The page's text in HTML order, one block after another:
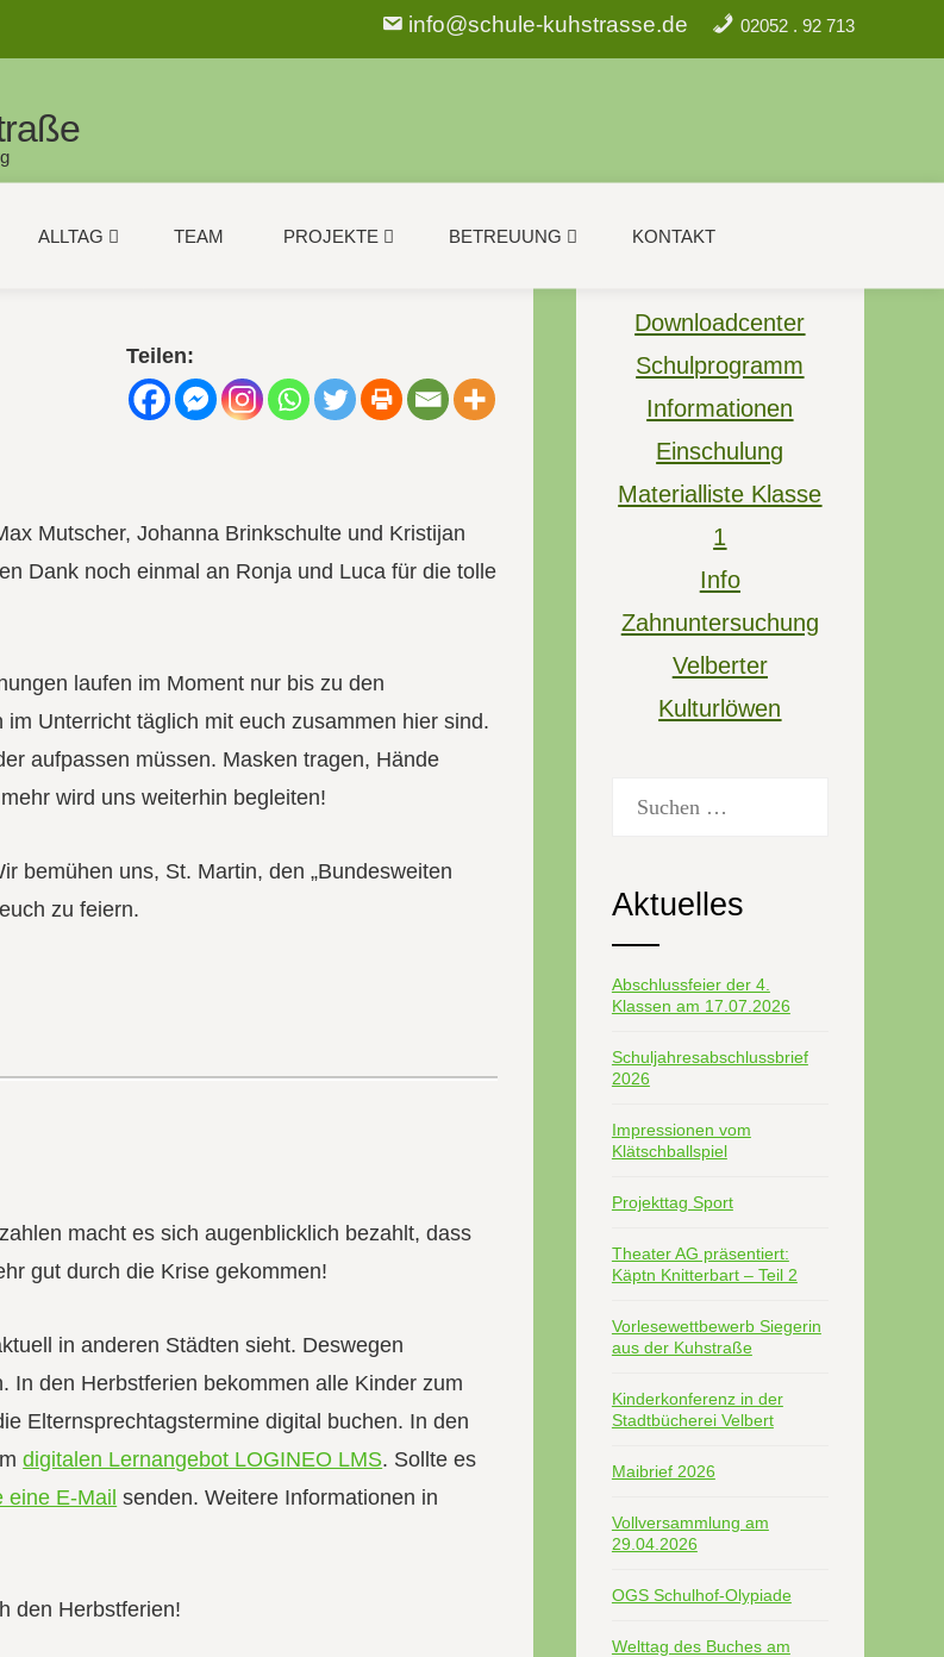
info@schule-kuhstrasse.de 02052 . 92 713
ALLTAG TEAM PROJEKTE BETREUUNG KONTAKT
Teilen:
Mutscher, Johanna Brinkschulte und Kristijan
Dank noch einmal an Ronja und Luca für die tolle
laufen im Moment nur bis zu den
Unterricht täglich mit euch zusammen hier sind.
aufpassen müssen. Masken tragen, Hände
wird uns weiterhin begleiten!
bemühen uns, St. Martin, den „Bundesweiten
zu feiern.
macht es sich augenblicklich bezahlt, dass
gut durch die Krise gekommen!
in anderen Städten sieht. Deswegen
In den Herbstferien bekommen alle Kinder zum
Elternsprechtagstermine digital buchen. In den
digitalen Lernangebot LOGINEO LMS. Sollte es
eine E-Mail senden. Weitere Informationen in
den Herbstferien!
Downloadcenter
Schulprogramm
Informationen
Einschulung
Materialliste Klasse
1
Info
Zahnuntersuchung
Velberter
Kulturlöwen
nach:
Aktuelles
Abschlussfeier der 4.
Klassen am 17.07.2026
Schuljahresabschlussbrief
2026
Impressionen vom
Klätschballspiel
Projekttag Sport
Theater AG präsentiert:
Käptn Knitterbart – Teil 2
Vorlesewettbewerb Siegerin
aus der Kuhstraße
Kinderkonferenz in der
Stadtbücherei Velbert
Maibrief 2026
Vollversammlung am
29.04.2026
OGS Schulhof-Olypiade
Welttag des Buches am